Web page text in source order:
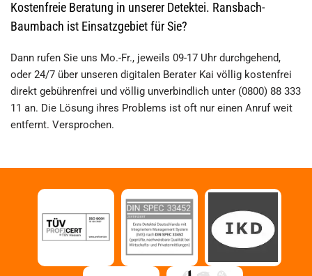
Kostenfreie Beratung in unserer Detektei. Ransbach-
Baumbach ist Einsatzgebiet für Sie?
Dann rufen Sie uns Mo.-Fr., jeweils 09-17 Uhr durchgehend,
oder 24/7 über unseren digitalen Berater Kai völlig kostenfrei
direkt gebührenfrei und völlig unverbindlich unter (0800) 88 333
11 an. Die Lösung ihres Problems ist oft nur einen Anruf weit
entfernt. Versprochen.